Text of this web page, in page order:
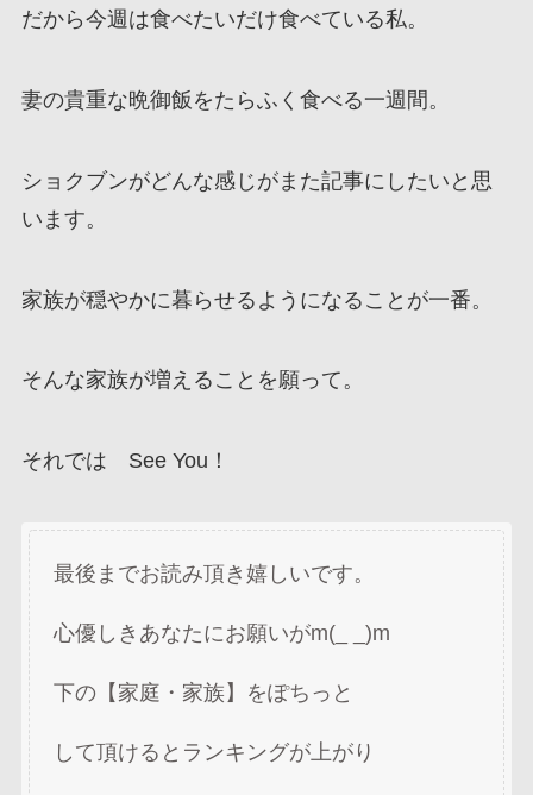
だから今週は食べたいだけ食べている私。
妻の貴重な晩御飯をたらふく食べる一週間。
ショクブンがどんな感じがまた記事にしたいと思
います。
家族が穏やかに暮らせるようになることが一番。
そんな家族が増えることを願って。
それでは See You！
最後までお読み頂き嬉しいです。
心優しきあなたにお願いがm(_ _)m
下の【家庭・家族】をぽちっと
して頂けるとランキングが上がり